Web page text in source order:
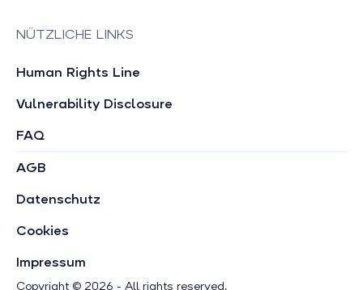
NÜTZLICHE LINKS
Human Rights Line
Vulnerability Disclosure
FAQ
Copyright © 2026 - All rights reserved.
AGB
Datenschutz
Cookies
Impressum